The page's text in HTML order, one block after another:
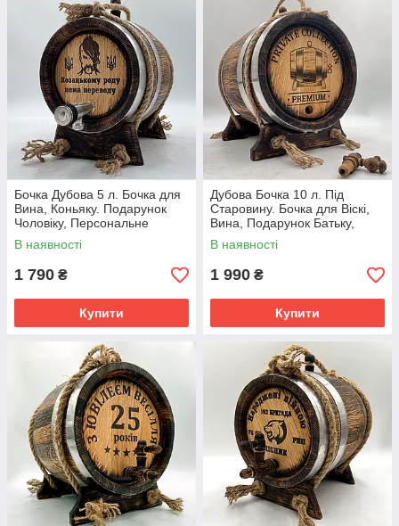
Бочка Дубова 5 л. Бочка для
Вина, Коньяку. Подарунок
Чоловіку, Персональне
Гравіювання
В наявності
1 790 ₴
Купити
Дубова Бочка 10 л. Під
Старовину. Бочка для Віскі,
Вина, Подарунок Батьку,
Персоналізована Гравіровка
В наявності
1 990 ₴
Купити